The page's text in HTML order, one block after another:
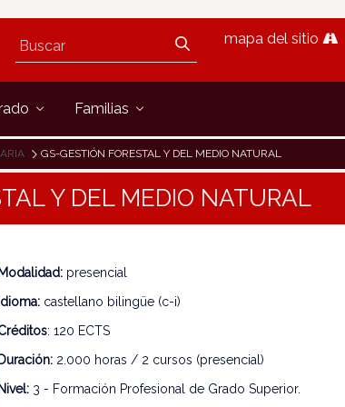
mapa del sitio
Familias
GS-GESTIÓN FORESTAL Y DEL MEDIO NATURAL
Y DEL MEDIO NATURAL
Modalidad:presencial
Idioma:castellano bilingüe (c-i)
: 120 ECTS
Duración: 2.000 horas / 2 cursos (presencial)
Nivel:3 - Formación Profesional de Grado Superior.